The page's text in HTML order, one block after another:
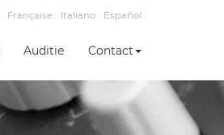
Française Italiano Español
Auditie Contact